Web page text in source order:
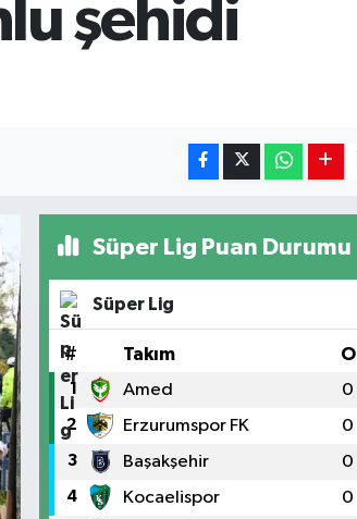
şehidi
Süper Lig Puan Durumu
Süper Lig
# Takım O
1 Amed 0
2 Erzurumspor FK 0
3 Başakşehir 0
4 Kocaelispor 0